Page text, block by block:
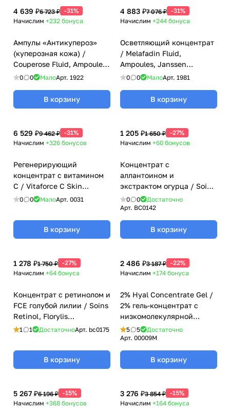
4 639 ₽6 723 ₽ -31%
Начислим +232 бонуса
Ампулы «Антикупероз»
(куперозная кожа) /
Couperose Fluid, Ampoules,
Janssen Cosmetics (Янсен
0 0 МалоАрт. 1922
В корзину
4 883 ₽7 076 ₽ -31%
Начислим +244 бонуса
Осветляющий концентрат
/ Melafadin Fluid,
Ampoules, Janssen
Cosmetics (Янсен
0 0 МалоАрт. 1981
В корзину
6 529 ₽9 462 ₽ -31%
Начислим +326 бонусов
Регенерирующий
концентрат с витамином
С / Vitaforce C Skin
Complex, Demanding skin,
косметика), 30 мл
0 0 МалоАрт. 0031
В корзину
1 205 ₽1 650 ₽ -27%
Начислим +60 бонусов
Концентрат с
аллантоином и
экстрактом огурца / Soin
Allantoine Concombre,
Florylis (Флорилис) - 5 x 3
мл
0 0
Достаточно
Арт. BC0142
В корзину
1 278 ₽1 750 ₽ -27%
Начислим +64 бонуса
Концентрат с ретинолом и
FCE голубой лилии / Soins
Retinol, Florylis
(Флорилис) - 5 x 2 мл
1 1 ДостаточноАрт. bc0175
В корзину
2 486 ₽3 187 ₽ -22%
Начислим +174 бонуса
2% Hyal Concentrate Gel /
2% гель-концентрат с
низкомолекулярной
гиалуроновой кислотой,
Mesoforia (Мезофория) - 30
мл
5 5
Достаточно
Арт. 00009M
В корзину
5 267 ₽6 196 ₽ -15%
Начислим +368 бонусов
3 276 ₽3 854 ₽ -15%
Начислим +164 бонуса